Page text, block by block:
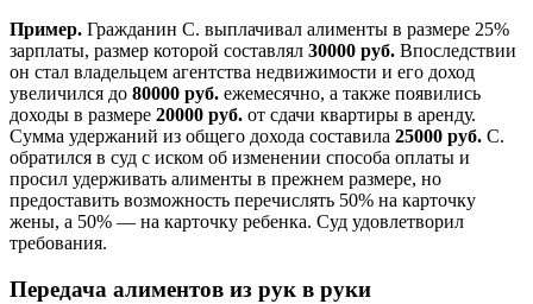
Пример. Гражданин С. выплачивал алименты в размере 25%
зарплаты, размер которой составлял 30000 руб. Впоследствии
он стал владельцем агентства недвижимости и его доход
увеличился до 80000 руб. ежемесячно, а также появились
доходы в размере 20000 руб. от сдачи квартиры в аренду.
Сумма удержаний из общего дохода составила 25000 руб. С.
обратился в суд с иском об изменении способа оплаты и
просил удерживать алименты в прежнем размере, но
предоставить возможность перечислять 50% на карточку
жены, а 50% — на карточку ребенка. Суд удовлетворил
требования.
Передача алиментов из рук в руки